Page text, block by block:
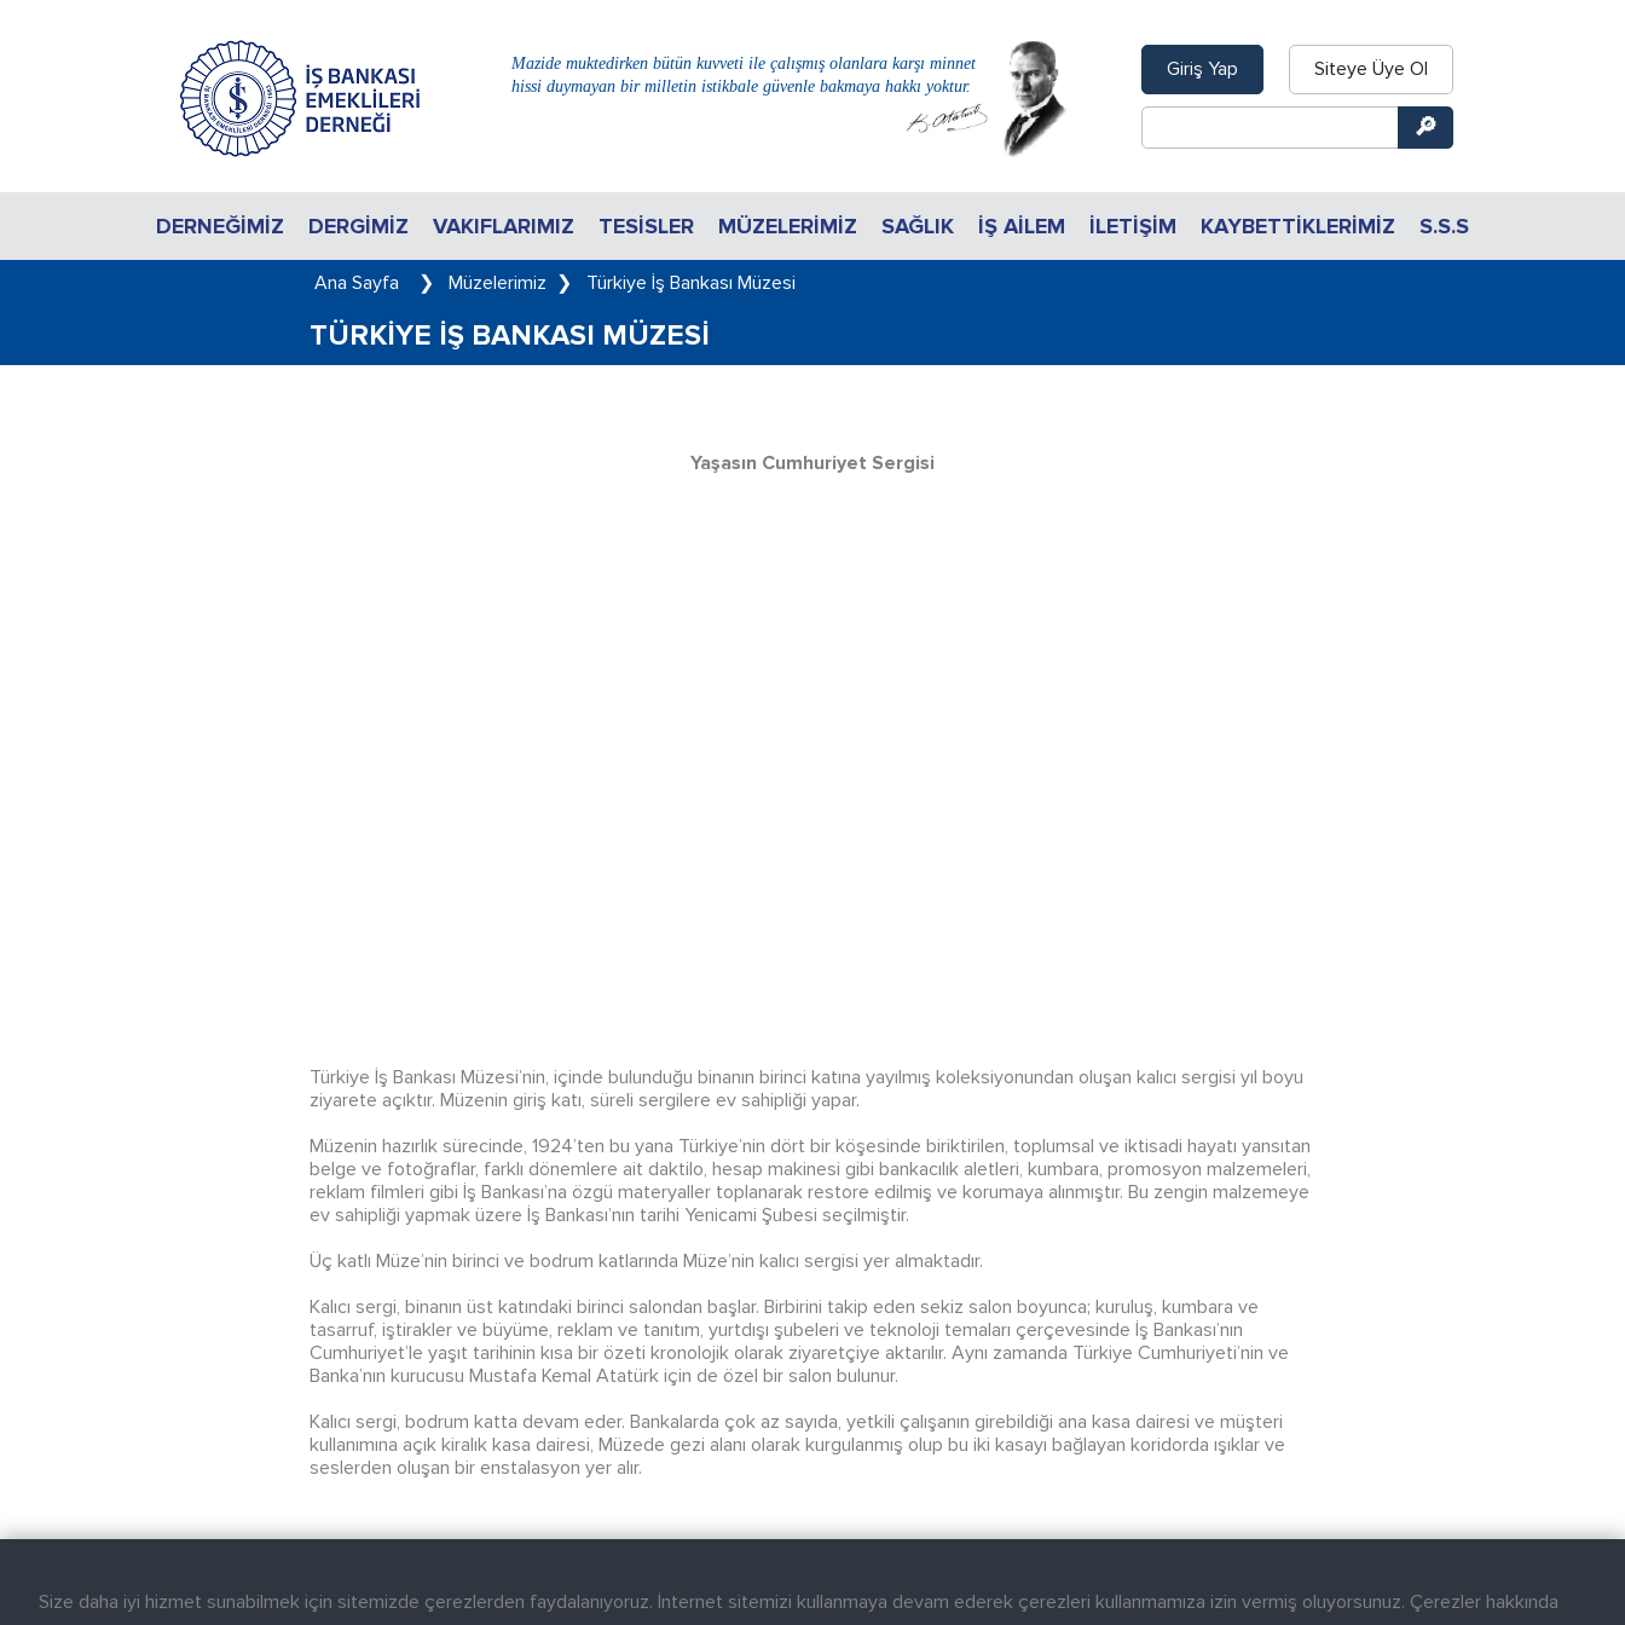
Mazide muktedirken bütün kuvveti ile çalışmış olanlara karşı minnet
hissi duymayan bir milletin istikbale güvenle bakmaya hakkı yoktur.
Giriş Yap Siteye Üye Ol
DERNEĞIMIZ DERGIMIZ VAKIFLARIMIZ TESISLER MÜZELERIMIZ SAĞLIK İŞ AİLEM İLETIŞIM KAYBETTİKLERİMİZ S.S.S
Ana Sayfa ❯ Müzelerimiz ❯ Türkiye İş Bankası Müzesi
TÜRKIYE İŞ BANKASI MÜZESI
Yaşasın Cumhuriyet Sergisi
Türkiye İş Bankası Müzesi’nin, içinde bulunduğu binanın birinci katına yayılmış koleksiyonundan oluşan kalıcı sergisi yıl boyu
ziyarete açıktır. Müzenin giriş katı, süreli sergilere ev sahipliği yapar.
Müzenin hazırlık sürecinde, 1924’ten bu yana Türkiye’nin dört bir köşesinde biriktirilen, toplumsal ve iktisadi hayatı yansıtan
belge ve fotoğraflar, farklı dönemlere ait daktilo, hesap makinesi gibi bankacılık aletleri, kumbara, promosyon malzemeleri,
reklam filmleri gibi İş Bankası’na özgü materyaller toplanarak restore edilmiş ve korumaya alınmıştır. Bu zengin malzemeye
ev sahipliği yapmak üzere İş Bankası’nın tarihi Yenicami Şubesi seçilmiştir.
Üç katlı Müze’nin birinci ve bodrum katlarında Müze’nin kalıcı sergisi yer almaktadır.
Kalıcı sergi, binanın üst katındaki birinci salondan başlar. Birbirini takip eden sekiz salon boyunca; kuruluş, kumbara ve
tasarruf, iştirakler ve büyüme, reklam ve tanıtım, yurtdışı şubeleri ve teknoloji temaları çerçevesinde İş Bankası’nın
Cumhuriyet’le yaşıt tarihinin kısa bir özeti kronolojik olarak ziyaretçiye aktarılır. Aynı zamanda Türkiye Cumhuriyeti’nin ve
Banka’nın kurucusu Mustafa Kemal Atatürk için de özel bir salon bulunur.
Kalıcı sergi, bodrum katta devam eder. Bankalarda çok az sayıda, yetkili çalışanın girebildiği ana kasa dairesi ve müşteri
kullanımına açık kiralık kasa dairesi, Müzede gezi alanı olarak kurgulanmış olup bu iki kasayı bağlayan koridorda ışıklar ve
seslerden oluşan bir enstalasyon yer alır.
Size daha iyi hizmet sunabilmek için sitemizde çerezlerden faydalanıyoruz. İnternet sitemizi kullanmaya devam ederek çerezleri kullanmamıza izin vermiş oluyorsunuz. Çerezler hakkında